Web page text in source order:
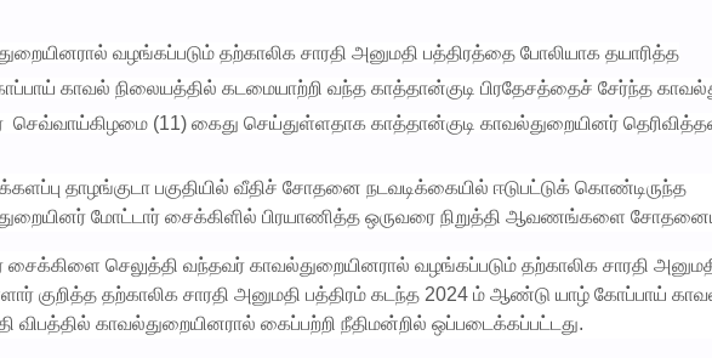
வழங்கப்படும் தற்காலிக சாரதி அனுமதி பத்திரத்தை போலியாக தயாரித்த
காவல் நிலையத்தில் கடமையாற்றி வந்த காத்தான்குடி பிரதேசத்தைச் சேர்ந்த
(11) கைது செய்துள்ளதாக காத்தான்குடி காவல்துறையினர்
தாழங்குடா பகுதியில் வீதிச் சோதனை நடவடிக்கையில் ஈடுபட்டுக் கொண்டிருந்த
மோட்டார் சைக்கிளில் பிரயாணித்த ஒருவரை நிறுத்தி ஆவணங்களை
செலுத்தி வந்தவர் காவல்துறையினரால் வழங்கப்படும் தற்காலிக சாரதி
குறித்த தற்காலிக சாரதி அனுமதி பத்திரம் கடந்த 2024 ம் ஆண்டு யாழ் கோப்பாய்
விபத்தில் காவல்துறையினரால் கைப்பற்றி நீதிமன்றில் ஒப்படைக்கப்பட்டது.